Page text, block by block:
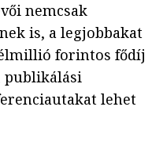
nemcsak
is, a legjobbakat
forintos fődíj
publikálási
lehet